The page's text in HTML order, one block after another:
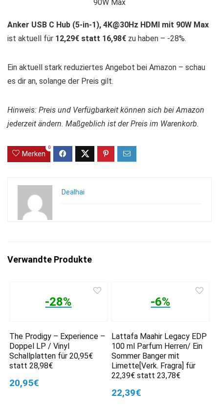
Anker USB C Hub (5-in-1), 4K@30Hz HDMI mit 90W Max
ist aktuell für 12,29€ statt 16,98€ zu haben – -28%.
Ein aktuell stark reduziertes Angebot bei Amazon – schau
es dir an, solange der Preis gilt.
Hinweis: Preis und Verfügbarkeit können sich bei Amazon
jederzeit ändern. Maßgeblich ist der Preis im Warenkorb.
Merken
0
Dealhai
Verwandte Produkte
-28%
The Prodigy – Experience –
Doppel LP / Vinyl
Schallplatten für 20,95€
statt 28,98€
20,95€
-6%
Lattafa Maahir Legacy EDP
100 ml Parfum Herren/ Ein
Sommer Banger mit
Limette[Verk. Fragra] für
22,39€ statt 23,78€
22,39€